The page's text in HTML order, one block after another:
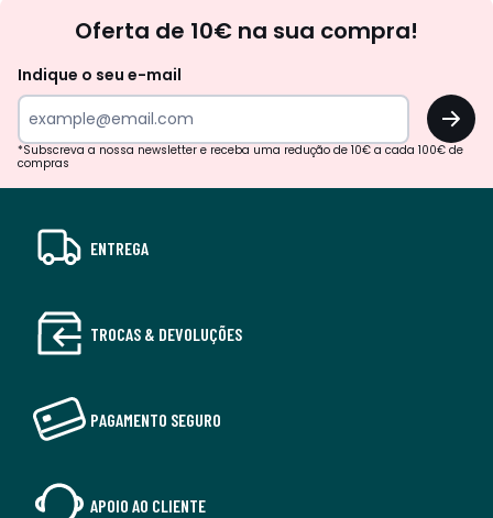
Oferta de 10€ na sua compra!
Indique o seu e-mail
OK
*Subscreva a nossa newsletter e receba uma redução de 10€ a cada 100€ de
compras
ENTREGA
TROCAS & DEVOLUÇÕES
PAGAMENTO SEGURO
APOIO AO CLIENTE